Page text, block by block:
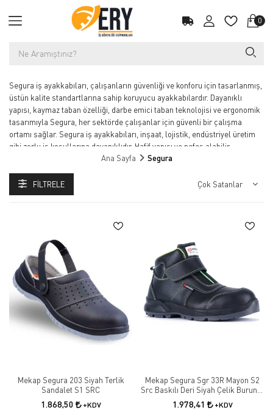
0
Segura iş ayakkabıları, çalışanların güvenliği ve konforu için tasarlanmış,
üstün kalite standartlarına sahip koruyucu ayakkabılardır. Dayanıklı
yapısı, kaymaz taban özelliği, darbe emici taban teknolojisi ve ergonomik
tasarımıyla Segura, her sektörde çalışanlar için güvenli bir çalışma
ortamı sağlar. Segura iş ayakkabıları, inşaat, lojistik, endüstriyel üretim
gibi zorlu iş koşullarına dayanıklıdır. Hafif yapısı ve nefes alabilir
malzemeleri sayesinde gün boyu konfor sunar. İş güvenliği
çalışanlarınızı koruyabilir hem de iş performansını artırabilirsiniz.
kaymaz tabanlı ve darbeye dayanıklı iş ayakkabıları; sanayi, inşaat,
lojistik, üretim ve ağır çalışma alanlarında maksimum güvenlik sağlar.
Ergonomik yapısı ve konfor odaklı tasarımı sayesinde uzun süreli
kullanımlarda rahatlık sunarken, dayanıklı malzeme teknolojisi ile zorlu
çalışma koşullarına uyum sağlar.
Ana Sayfa Segura
FILTRELE
Mekap Segura 203 Siyah Terlik
Sandalet S1 SRC
1.868,50 +KDV
Mekap Segura Sgr 33R Mayon S2
Src Baskılı Deri Siyah Çelik Burunlu
Iş Güvenlik Botu
1.978,41 +KDV